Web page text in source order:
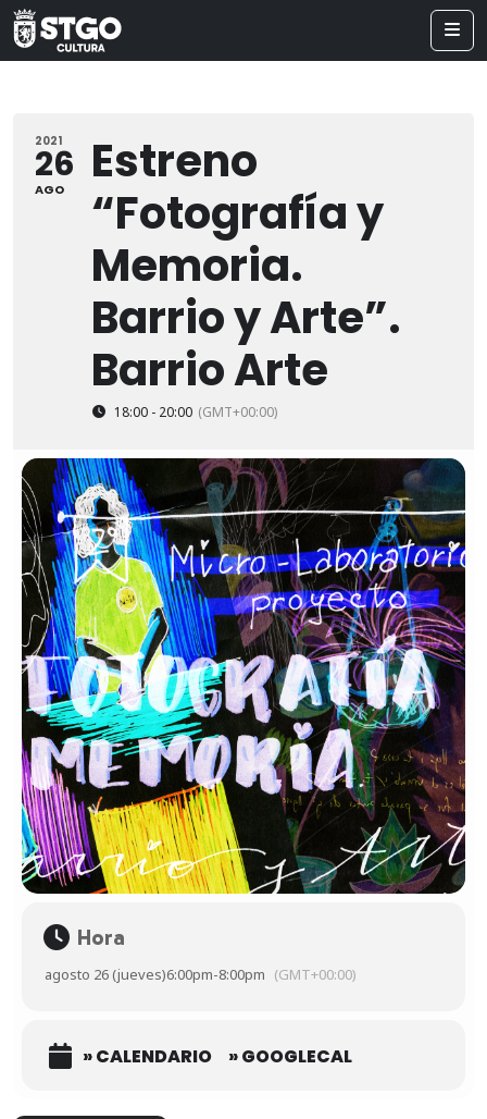
2021
26
AGO
Estreno
“Fotografía y
Memoria.
Barrio y Arte”.
Barrio Arte
18:00 - 20:00 (GMT+00:00)
Hora
agosto 26 (jueves)6:00pm-8:00pm (GMT+00:00)
» CALENDARIO » GOOGLECAL